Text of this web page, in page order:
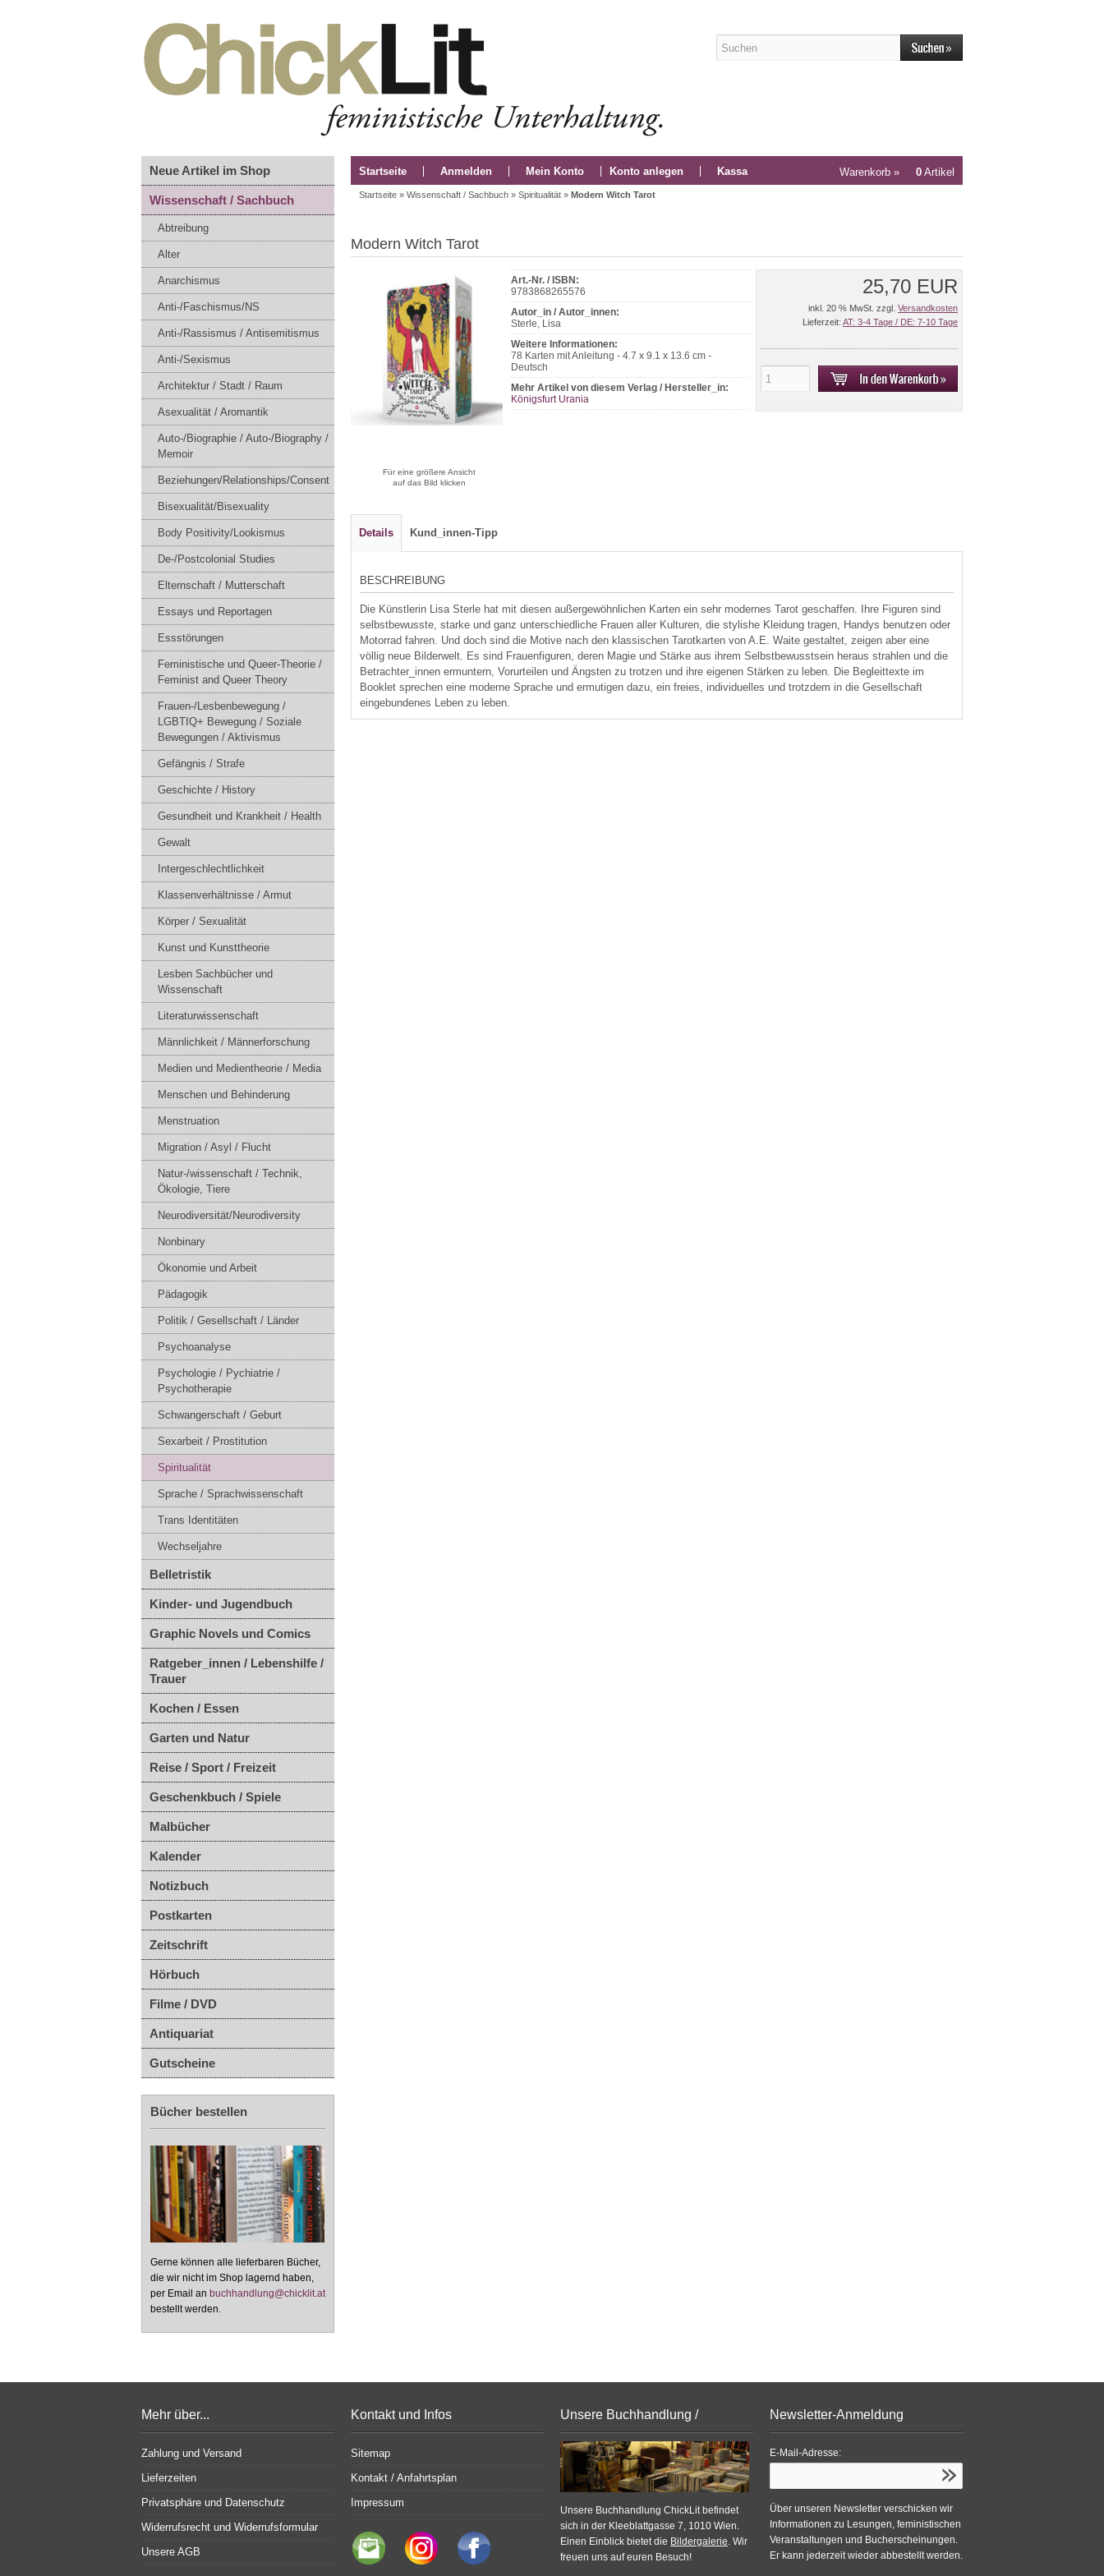
Neue Artikel im Shop
Wissenschaft / Sachbuch
Abtreibung
Alter
Anarchismus
Anti-/Faschismus/NS
Anti-/Rassismus / Antisemitismus
Anti-/Sexismus
Architektur / Stadt / Raum
Asexualität / Aromantik
Auto-/Biographie / Auto-/Biography /
Memoir
Beziehungen/Relationships/Consent
Bisexualität/Bisexuality
Body Positivity/Lookismus
De-/Postcolonial Studies
Elternschaft / Mutterschaft
Essays und Reportagen
Essstörungen
Feministische und Queer-Theorie /
Feminist and Queer Theory
Frauen-/Lesbenbewegung /
LGBTIQ+ Bewegung / Soziale
Bewegungen / Aktivismus
Gefängnis / Strafe
Geschichte / History
Gesundheit und Krankheit / Health
Gewalt
Intergeschlechtlichkeit
Klassenverhältnisse / Armut
Körper / Sexualität
Kunst und Kunsttheorie
Lesben Sachbücher und
Wissenschaft
Literaturwissenschaft
Männlichkeit / Männerforschung
Medien und Medientheorie / Media
Menschen und Behinderung
Menstruation
Migration / Asyl / Flucht
Natur-/wissenschaft / Technik,
Ökologie, Tiere
Neurodiversität/Neurodiversity
Nonbinary
Ökonomie und Arbeit
Pädagogik
Politik / Gesellschaft / Länder
Psychoanalyse
Psychologie / Pychiatrie /
Psychotherapie
Schwangerschaft / Geburt
Sexarbeit / Prostitution
Spiritualität
Sprache / Sprachwissenschaft
Trans Identitäten
Wechseljahre
Belletristik
Kinder- und Jugendbuch
Graphic Novels und Comics
Ratgeber_innen / Lebenshilfe /
Trauer
Kochen / Essen
Garten und Natur
Reise / Sport / Freizeit
Geschenkbuch / Spiele
Malbücher
Kalender
Notizbuch
Postkarten
Zeitschrift
Hörbuch
Filme / DVD
Antiquariat
Gutscheine
Bücher bestellen
Gerne können alle lieferbaren Bücher,
die wir nicht im Shop lagernd haben,
per Email an buchhandlung@chicklit.at
bestellt werden.
Startseite Anmelden Mein Konto Konto anlegen Kassa Warenkorb » 0 Artikel
Startseite » Wissenschaft / Sachbuch » Spiritualität » Modern Witch Tarot
Modern Witch Tarot
Für eine größere Ansicht
auf das Bild klicken
Art.-Nr. / ISBN:
9783868265576
Autor_in / Autor_innen:
Sterle, Lisa
Weitere Informationen:
78 Karten mit Anleitung - 4.7 x 9.1 x 13.6 cm -
Deutsch
Mehr Artikel von diesem Verlag / Hersteller_in:
Königsfurt Urania
25,70 EUR
inkl. 20 % MwSt. zzgl. Versandkosten
Lieferzeit: AT: 3-4 Tage / DE: 7-10 Tage
Details Kund_innen-Tipp
BESCHREIBUNG
Die Künstlerin Lisa Sterle hat mit diesen außergewöhnlichen Karten ein sehr modernes Tarot geschaffen. Ihre Figuren sind
selbstbewusste, starke und ganz unterschiedliche Frauen aller Kulturen, die stylishe Kleidung tragen, Handys benutzen oder
Motorrad fahren. Und doch sind die Motive nach den klassischen Tarotkarten von A.E. Waite gestaltet, zeigen aber eine
völlig neue Bilderwelt. Es sind Frauenfiguren, deren Magie und Stärke aus ihrem Selbstbewusstsein heraus strahlen und die
Betrachter_innen ermuntern, Vorurteilen und Ängsten zu trotzen und ihre eigenen Stärken zu leben. Die Begleittexte im
Booklet sprechen eine moderne Sprache und ermutigen dazu, ein freies, individuelles und trotzdem in die Gesellschaft
eingebundenes Leben zu leben.
Mehr über...
Zahlung und Versand
Lieferzeiten
Privatsphäre und Datenschutz
Widerrufsrecht und Widerrufsformular
Unsere AGB
Kontakt und Infos
Sitemap
Kontakt / Anfahrtsplan
Impressum
Unsere Buchhandlung /
Bildergalerie
Unsere Buchhandlung ChickLit befindet
sich in der Kleeblattgasse 7, 1010 Wien.
Einen Einblick bietet die Bildergalerie. Wir
freuen uns auf euren Besuch!
Newsletter-Anmeldung
E-Mail-Adresse:
Über unseren Newsletter verschicken wir
Informationen zu Lesungen, feministischen
Veranstaltungen und Bucherscheinungen.
Er kann jederzeit wieder abbestellt werden.